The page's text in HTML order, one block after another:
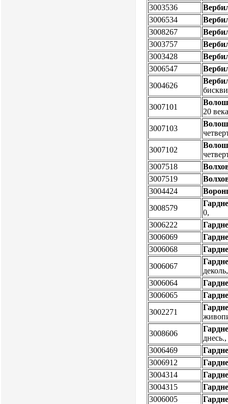
3003536
3006534
3008267
3003757
3003428
3006547
3004626
3007101
20
3007103
3007102
3007518
3007519
3004424
3008579
0,
3006222
3006069
3006068
3006067
3006064
3006065
3002271
3008606
3006469
3006912
3004314
3004315
3006005